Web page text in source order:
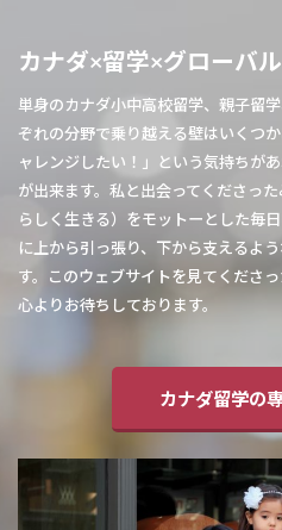
カナダ×留学×グローバ
単身のカナダ小中高校留学、親子留
ぞれの分野で乗り越える壁はいくつ
ャレンジしたい！」という気持ちが
が出来ます。私と出会ってくださっ
らしく生きる）をモットーとした毎
に上から引っ張り、下から支えるよ
す。このウェブサイトを見てくださ
心よりお待ちしております。
カナダ留学の